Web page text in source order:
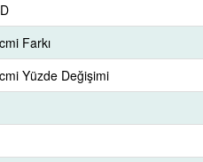
Farkı
Yüzde Değişimi